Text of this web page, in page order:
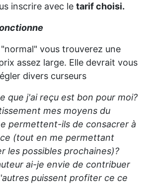
inscrire avec le tarif choisi.
vous trouverez une
assez large. Elle devrait vous
divers curseurs
que j'ai reçu est bon pour moi?
mes moyens du
permettent-ils de consacrer à
(tout en me permettant
les possibles prochaines)?
ai-je envie de contribuer
puissent profiter ce ce